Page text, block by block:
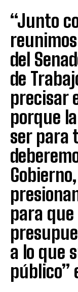
“Junto
del
de
precisar
porque
ser para
para
a lo que
público”